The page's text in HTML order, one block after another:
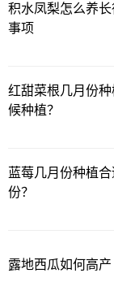
仙人掌嫁接蟹爪
仙人掌的耐寒性
响蟹爪兰的生长。
仙人掌嫁接蟹
仙人掌是喜光怕
植株放置在半阴
3、 -- 补充水
积水凤梨怎么养
事项
红甜菜根几月份
候种植？
蓝莓几月份种植
份？
露地西瓜如何高